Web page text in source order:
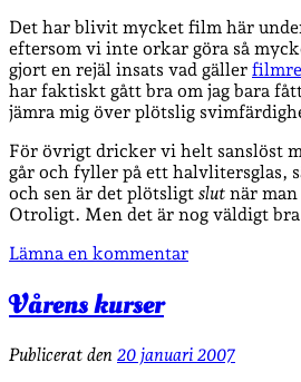
Det har blivit mycket film här
eftersom vi inte orkar göra så
gjort en rejäl insats vad gäller
har faktiskt gått bra om jag bara
jämra mig över plötslig
För övrigt dricker vi helt sanslöst
går och fyller på ett halvlitersglas,
och sen är det plötsligt slut när
Otroligt. Men det är nog väldigt
Lämna en kommentar
Vårens kurser
Publicerat den 20 januari 2007